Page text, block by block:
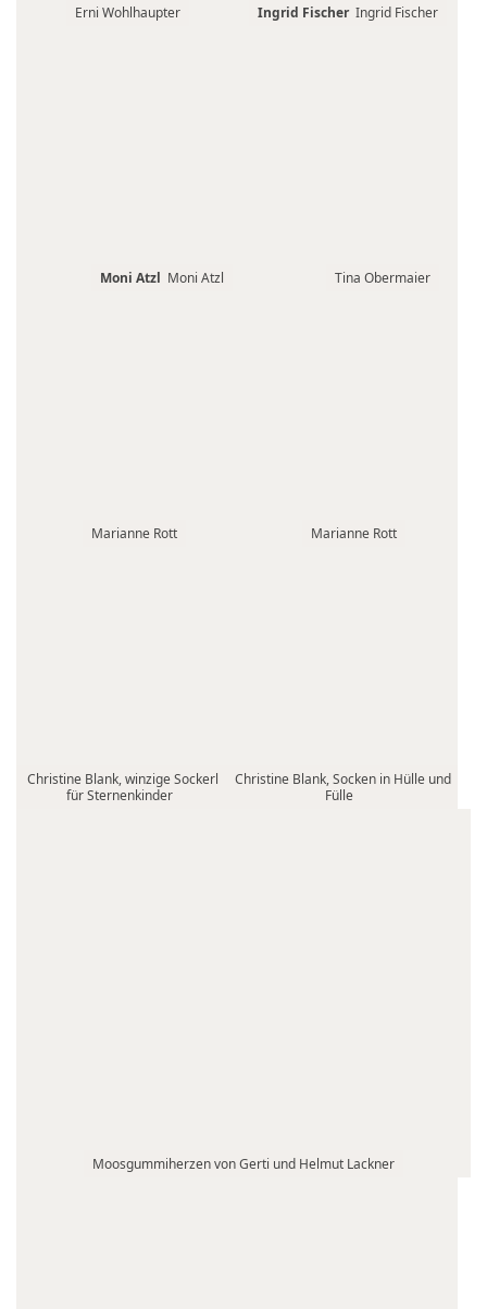
Erni Wohlhaupter Ingrid Fischer Ingrid Fischer
Moni Atzl Moni Atzl Tina Obermaier
Marianne Rott Marianne Rott
Christine Blank, winzige Sockerl
für Sternenkinder
Christine Blank, Socken in Hülle und
Fülle
Moosgummiherzen von Gerti und Helmut Lackner